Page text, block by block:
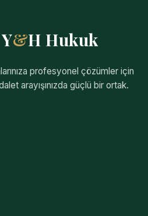
Y&H Hukuk
profesyonel çözümler için
arayışınızda güçlü bir ortak.